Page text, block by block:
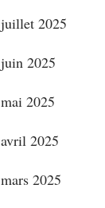
juillet 2025
juin 2025
mai 2025
avril 2025
mars 2025